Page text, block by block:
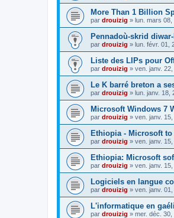
More Than 1 Billion
par drouizig » lun. mars 08,
Pennadoù-skrid
par drouizig » lun. févr. 01,
Liste des LIPs pour
par drouizig » ven. janv.
Le K barré breton a
par drouizig » lun. janv. 18,
Microsoft Windows 7
par drouizig » ven. janv.
Ethiopia - Microsoft
par drouizig » ven. janv.
Ethiopia: Microsoft
par drouizig » ven. janv.
Logiciels en langue
par drouizig » ven. janv.
L'informatique en
par drouizig » mer. déc. 30,